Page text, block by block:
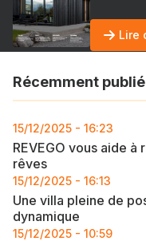
Lire
Récemment publié
15/12/2025 - 16:23
REVEGO vous aide
rêves
15/12/2025 - 16:13
Une villa pleine de
dynamique
15/12/2025 - 10:59